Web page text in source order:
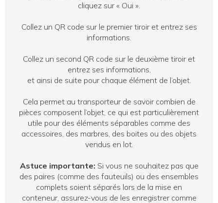
cliquez sur « Oui ».
Collez un QR code sur le premier tiroir et entrez ses
informations.
Collez un second QR code sur le deuxième tiroir et
entrez ses informations,
et ainsi de suite pour chaque élément de l’objet.
Cela permet au transporteur de savoir combien de
pièces composent l’objet, ce qui est particulièrement
utile pour des éléments séparables comme des
accessoires, des marbres, des boites ou des objets
vendus en lot.
Astuce importante: Si vous ne souhaitez pas que
des paires (comme des fauteuils) ou des ensembles
complets soient séparés lors de la mise en
conteneur, assurez-vous de les enregistrer comme